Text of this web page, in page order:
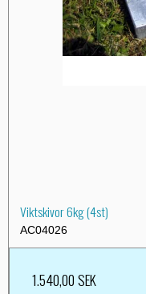
Viktskivor 6kg (4st)
AC04026
1.540,00 SEK